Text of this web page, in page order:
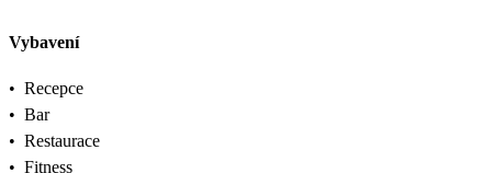
Vybavení
• Recepce
• Bar
• Restaurace
• Fitness